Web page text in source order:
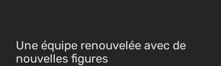
Une équipe renouvelée avec de
nouvelles figures